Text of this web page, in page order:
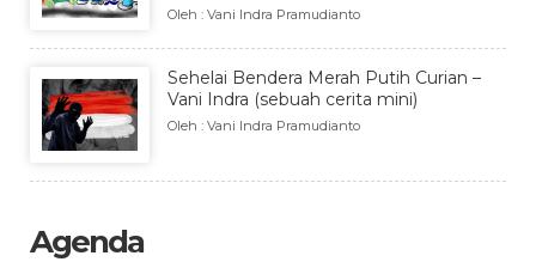
Oleh : Vani Indra Pramudianto
Sehelai Bendera Merah Putih Curian –
Vani Indra (sebuah cerita mini)
Oleh : Vani Indra Pramudianto
Agenda